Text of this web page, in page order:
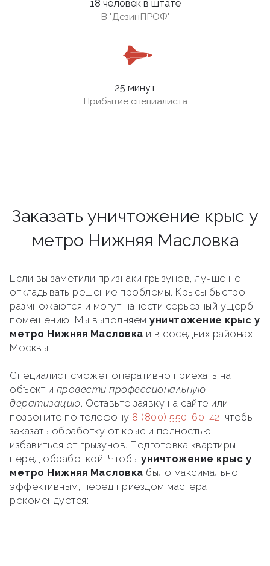
18 человек в штате
В "ДезинПРОФ"
25 минут
Прибытие специалиста
Заказать уничтожение крыс у
метро Нижняя Масловка
Если вы заметили признаки грызунов, лучше не
откладывать решение проблемы. Крысы быстро
размножаются и могут нанести серьёзный ущерб
помещению. Мы выполняем уничтожение крыс у
метро Нижняя Масловка и в соседних районах
Москвы.
Специалист сможет оперативно приехать на
объект и провести профессиональную
дератизацию. Оставьте заявку на сайте или
позвоните по телефону 8 (800) 550-60-42, чтобы
заказать обработку от крыс и полностью
избавиться от грызунов. Подготовка квартиры
перед обработкой. Чтобы уничтожение крыс у
метро Нижняя Масловка было максимально
эффективным, перед приездом мастера
рекомендуется: